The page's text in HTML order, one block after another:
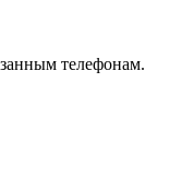
телефонам.